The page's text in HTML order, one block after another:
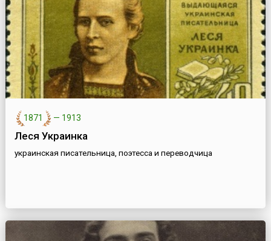
1871 — 1913
Леся Украинка
украинская писательница, поэтесса и переводчица